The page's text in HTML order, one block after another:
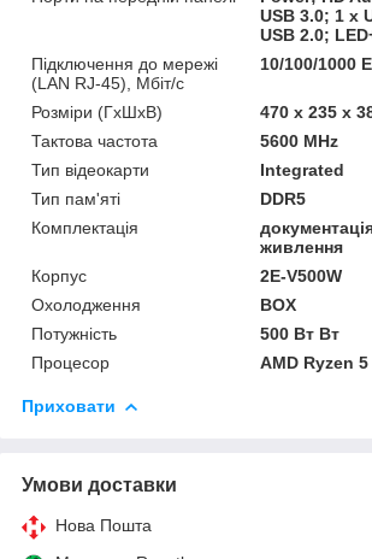
USB 3.0; 1 x
USB 2.0;
Підключення до мережі
(LAN RJ-45), Мбіт/с
10/100/1000
Розміри (ГxШxВ)
470 x 235 x
Тактова частота
5600 MHz
Тип відеокарти
Integrated
Тип пам'яті
DDR5
Комплектація
живлення
Корпус
2E-V500W
Охолодження
BOX
Потужність
500 Вт Вт
Процесор
AMD Ryzen 5
Приховати
Умови доставки
Нова Пошта